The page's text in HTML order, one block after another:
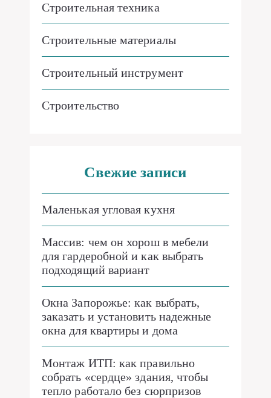
Строительная техника
Строительные материалы
Строительный инструмент
Строительство
Свежие записи
Маленькая угловая кухня
Массив: чем он хорош в мебели
для гардеробной и как выбрать
подходящий вариант
Окна Запорожье: как выбрать,
заказать и установить надежные
окна для квартиры и дома
Монтаж ИТП: как правильно
собрать «сердце» здания, чтобы
тепло работало без сюрпризов